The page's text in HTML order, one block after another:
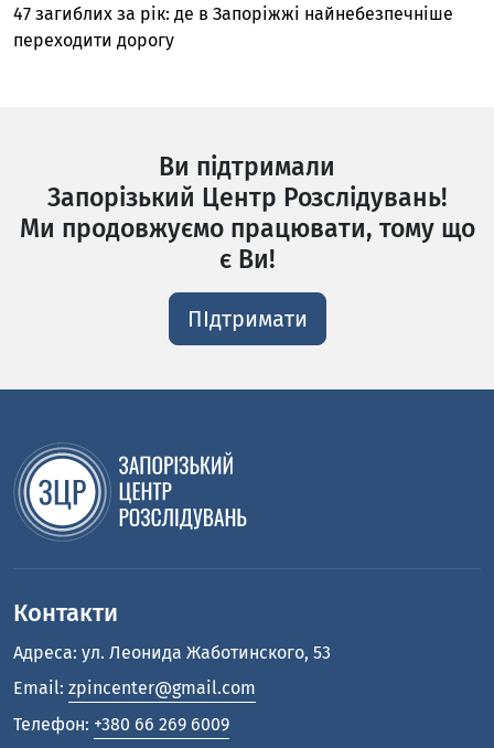
47 загиблих за рік: де в Запоріжжі найнебезпечніше
переходити дорогу
Ви підтримали
Запорізький Центр Розслідувань!
Ми продовжуємо працювати, тому що
є Ви!
ПІдтримати
Контакти
Адреса: ул. Леонида Жаботинского, 53
Email: zpincenter@gmail.com
Телефон: +380 66 269 6009